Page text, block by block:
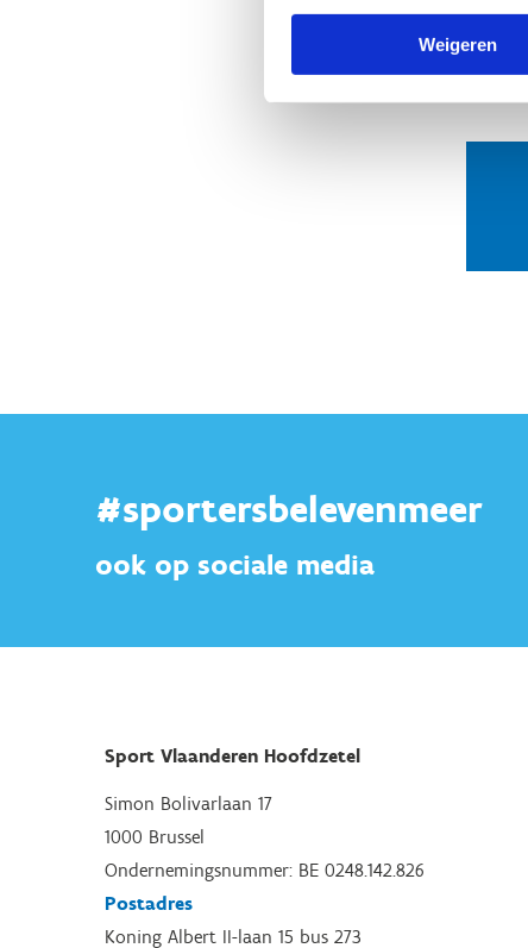
Weigeren
#sportersbelevenmeer
ook op sociale media
Sport Vlaanderen Hoofdzetel
Simon Bolivarlaan 17
1000 Brussel
Ondernemingsnummer: BE 0248.142.826
Postadres
Koning Albert II-laan 15 bus 273